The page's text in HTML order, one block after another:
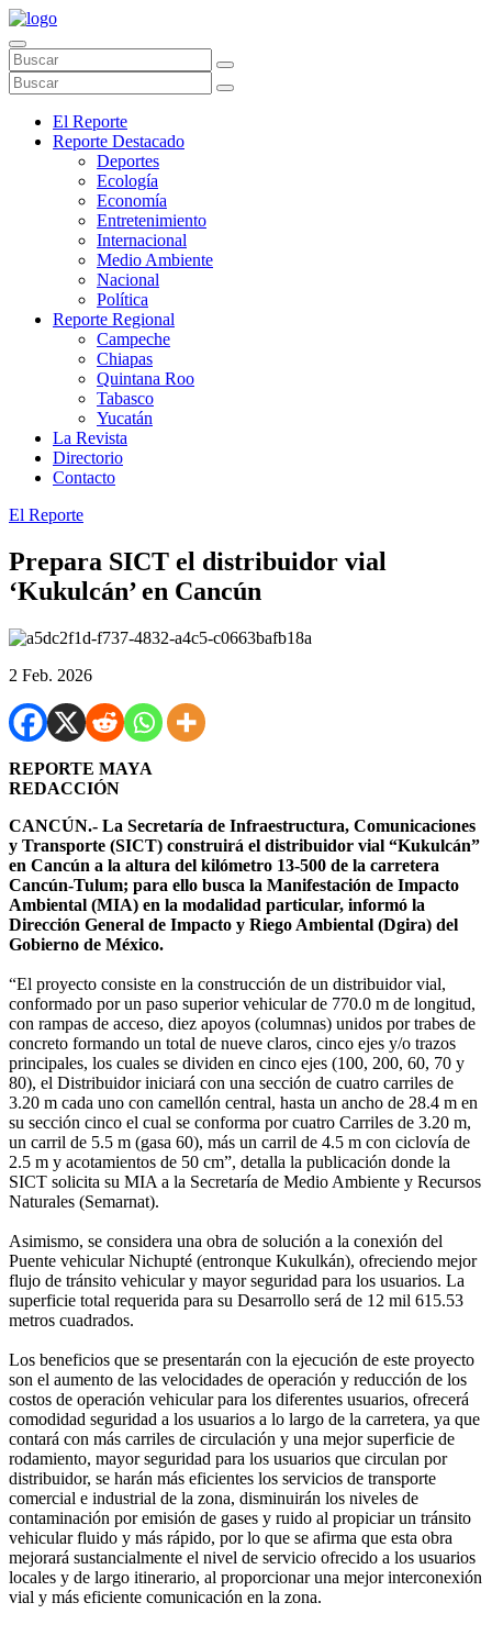
El Reporte
Reporte Destacado
Deportes
Ecología
Economía
Entretenimiento
Internacional
Medio Ambiente
Nacional
Política
Reporte Regional
Campeche
Chiapas
Quintana Roo
Tabasco
Yucatán
La Revista
Directorio
Contacto
El Reporte
Prepara SICT el distribuidor vial
‘Kukulcán’ en Cancún
2 Feb. 2026
REPORTE MAYA
REDACCIÓN
CANCÚN.- La Secretaría de Infraestructura, Comunicaciones
y Transporte (SICT) construirá el distribuidor vial “Kukulcán”
en Cancún a la altura del kilómetro 13-500 de la carretera
Cancún-Tulum; para ello busca la Manifestación de Impacto
Ambiental (MIA) en la modalidad particular, informó la
Dirección General de Impacto y Riego Ambiental (Dgira) del
Gobierno de México.
“El proyecto consiste en la construcción de un distribuidor vial,
conformado por un paso superior vehicular de 770.0 m de longitud,
con rampas de acceso, diez apoyos (columnas) unidos por trabes de
concreto formando un total de nueve claros, cinco ejes y/o trazos
principales, los cuales se dividen en cinco ejes (100, 200, 60, 70 y
80), el Distribuidor iniciará con una sección de cuatro carriles de
3.20 m cada uno con camellón central, hasta un ancho de 28.4 m en
su sección cinco el cual se conforma por cuatro Carriles de 3.20 m,
un carril de 5.5 m (gasa 60), más un carril de 4.5 m con ciclovía de
2.5 m y acotamientos de 50 cm”, detalla la publicación donde la
SICT solicita su MIA a la Secretaría de Medio Ambiente y Recursos
Naturales (Semarnat).
Asimismo, se considera una obra de solución a la conexión del
Puente vehicular Nichupté (entronque Kukulkán), ofreciendo mejor
flujo de tránsito vehicular y mayor seguridad para los usuarios. La
superficie total requerida para su Desarrollo será de 12 mil 615.53
metros cuadrados.
Los beneficios que se presentarán con la ejecución de este proyecto
son el aumento de las velocidades de operación y reducción de los
costos de operación vehicular para los diferentes usuarios, ofrecerá
comodidad seguridad a los usuarios a lo largo de la carretera, ya que
contará con más carriles de circulación y una mejor superficie de
rodamiento, mayor seguridad para los usuarios que circulan por
distribuidor, se harán más eficientes los servicios de transporte
comercial e industrial de la zona, disminuirán los niveles de
contaminación por emisión de gases y ruido al propiciar un tránsito
vehicular fluido y más rápido, por lo que se afirma que esta obra
mejorará sustancialmente el nivel de servicio ofrecido a los usuarios
locales y de largo itinerario, al proporcionar una mejor interconexión
vial y más eficiente comunicación en la zona.